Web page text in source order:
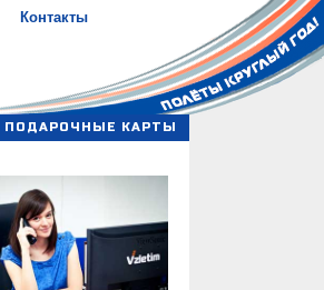
Контакты
ПОДАРОЧНЫЕ КАРТЫ